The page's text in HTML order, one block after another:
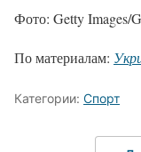
Фото: Getty Images/
По материалам:
Категории: Спорт